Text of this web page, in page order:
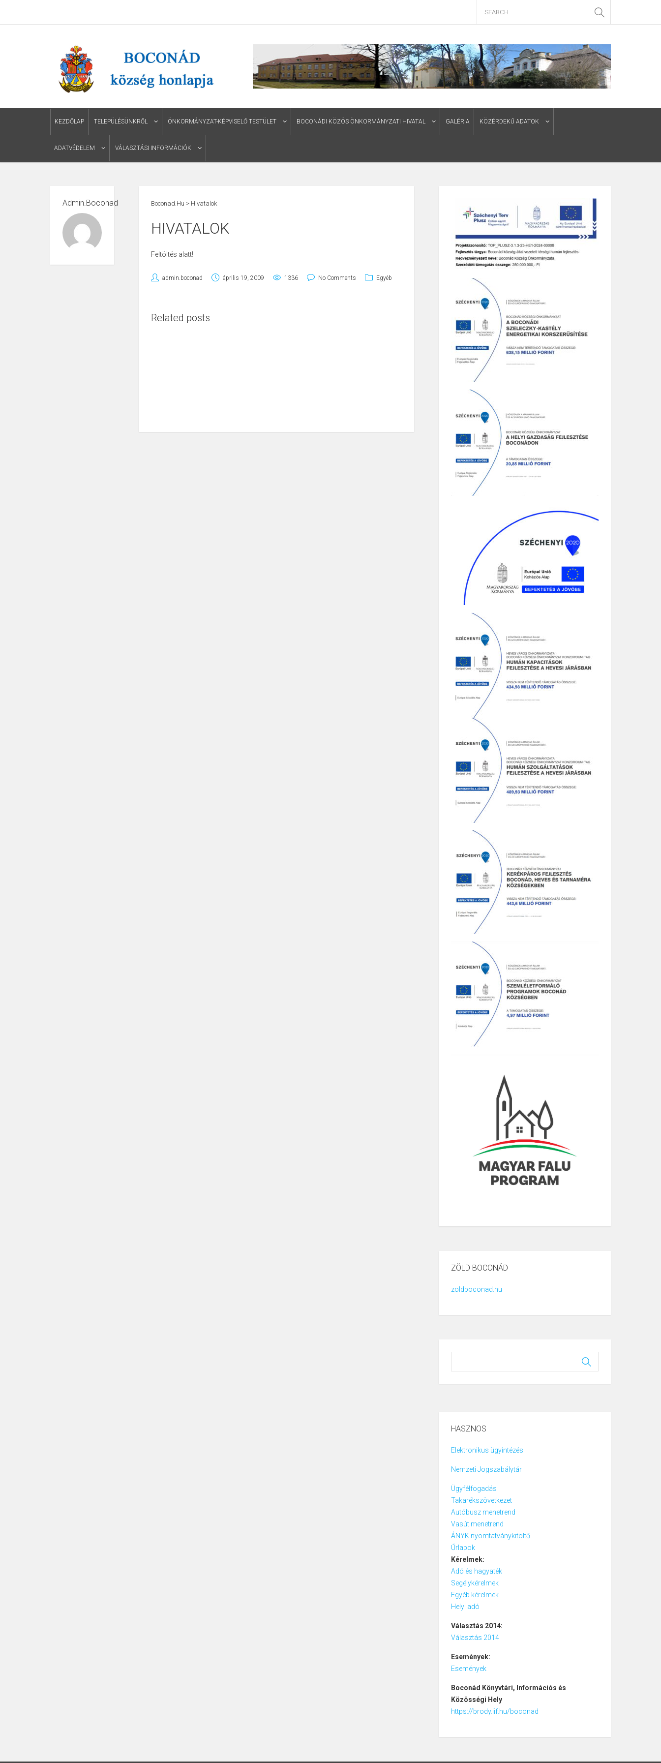
KEZDŐLAP TELEPÜLÉSÜNKRŐL ÖNKORMÁNYZAT-KÉPVISELŐ TESTÜLET BOCONÁDI KÖZÖS ÖNKORMÁNYZATI HIVATAL GALÉRIA KÖZÉRDEKŰ ADATOK
ADATVÉDELEM VÁLASZTÁSI INFORMÁCIÓK
Admin.boconad Boconad.hu > Hivatalok
HIVATALOK
Feltöltés alatt!
admin.boconad április 19, 2009 1336 No Comments Egyéb
Related posts
ZÖLD BOCONÁD
zoldboconad.hu
HASZNOS
Elektronikus ügyintézés
Nemzeti Jogszabálytár
Ügyfélfogadás
Takarékszövetkezet
Autóbusz menetrend
Vasút menetrend
ÁNYK nyomtatványkitöltő
Űrlapok
Kérelmek:
Adó és hagyaték
Segélykérelmek
Egyéb kérelmek
Helyi adó
Választás 2014:
Választás 2014
Események:
Események
Boconád Könyvtári, Információs és
Közösségi Hely
https://brody.iif.hu/boconad